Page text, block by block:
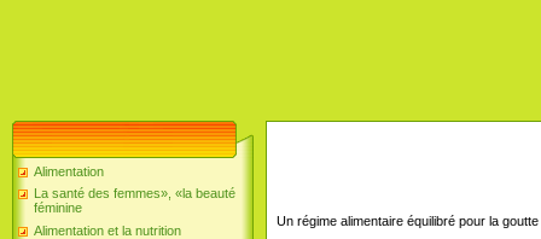
Alimentation
La santé des femmes», «la beauté
féminine
Alimentation et la nutrition
Un régime alimentaire équilibré pour la goutte